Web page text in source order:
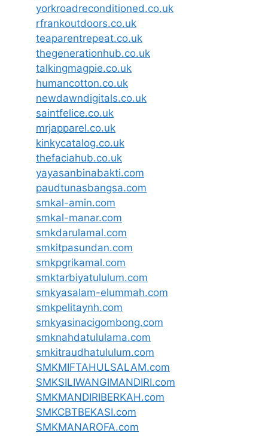
yorkroadreconditioned.co.uk
rfrankoutdoors.co.uk
teaparentrepeat.co.uk
thegenerationhub.co.uk
talkingmagpie.co.uk
humancotton.co.uk
newdawndigitals.co.uk
saintfelice.co.uk
mrjapparel.co.uk
kinkycatalog.co.uk
thefaciahub.co.uk
yayasanbinabakti.com
paudtunasbangsa.com
smkal-amin.com
smkal-manar.com
smkdarulamal.com
smkitpasundan.com
smkpgrikamal.com
smktarbiyatululum.com
smkyasalam-elummah.com
smkpelitaynh.com
smkyasinacigombong.com
smknahdatululama.com
smkitraudhatululum.com
SMKMIFTAHULSALAM.com
SMKSILIWANGIMANDIRI.com
SMKMANDIRIBERKAH.com
SMKCBTBEKASI.com
SMKMANAROFA.com